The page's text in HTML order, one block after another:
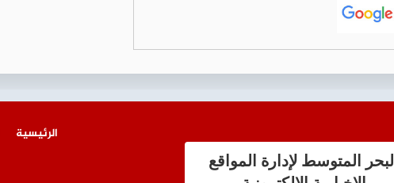
الرئيسية
البحر المتوسط لإدارة المواقع